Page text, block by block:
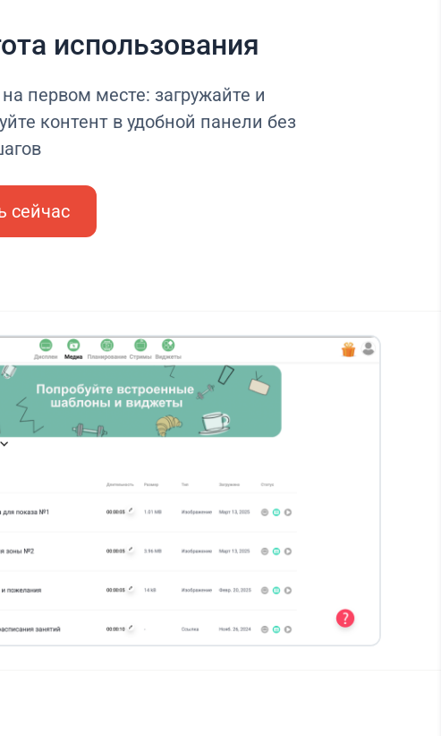
использования
первом месте: загружайте и
контент в удобной панели без
сейчас